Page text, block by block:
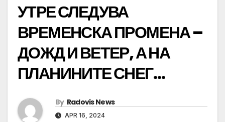
УТРЕ СЛЕДУВА
ВРЕМЕНСКА ПРОМЕНА –
ДОЖД И ВЕТЕР, А НА
ПЛАНИНИТЕ СНЕГ…
By Radovis News
APR 16, 2024